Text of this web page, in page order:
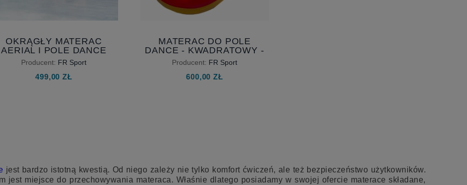
OKRĄGŁY MATERAC
AERIAL I POLE DANCE
SKŁADANY - CZARNY - Z
ANTYPOŚLIZGIEM -
MATERAC POD KOŁO
Producent: FR Sport
499,00 ZŁ
MATERAC DO POLE
DANCE - KWADRATOWY -
PIANKA WYSOKIEJ
GĘSTOŚCI
Producent: FR Sport
600,00 ZŁ
jest bardzo istotną kwestią. Od niego zależy nie tylko komfort ćwiczeń, ale też bezpieczeństwo użytkowników.
jest miejsce do przechowywania materaca. Właśnie dlatego posiadamy w swojej ofercie materace składane,